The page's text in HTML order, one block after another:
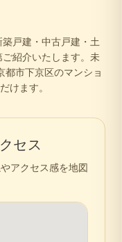
戸建・中古戸建・土
紹介いたします。未
都市下京区のマンショ
けます。
セス
アクセス感を地図